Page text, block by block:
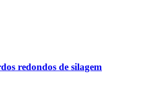
redondos de silagem